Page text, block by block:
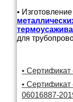
•
для
• Сертификат
• Сертификат
06016887-